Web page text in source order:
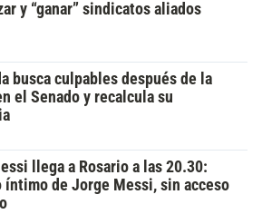
y “ganar” sindicatos aliados
busca culpables después de la
el Senado y recalcula su
llega a Rosario a las 20.30:
de Jorge Messi, sin acceso